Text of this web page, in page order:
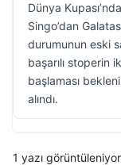
Dünya
Singo’dan
durumunun eski
başarılı stoperin
başlaması
alındı.
1 yazı